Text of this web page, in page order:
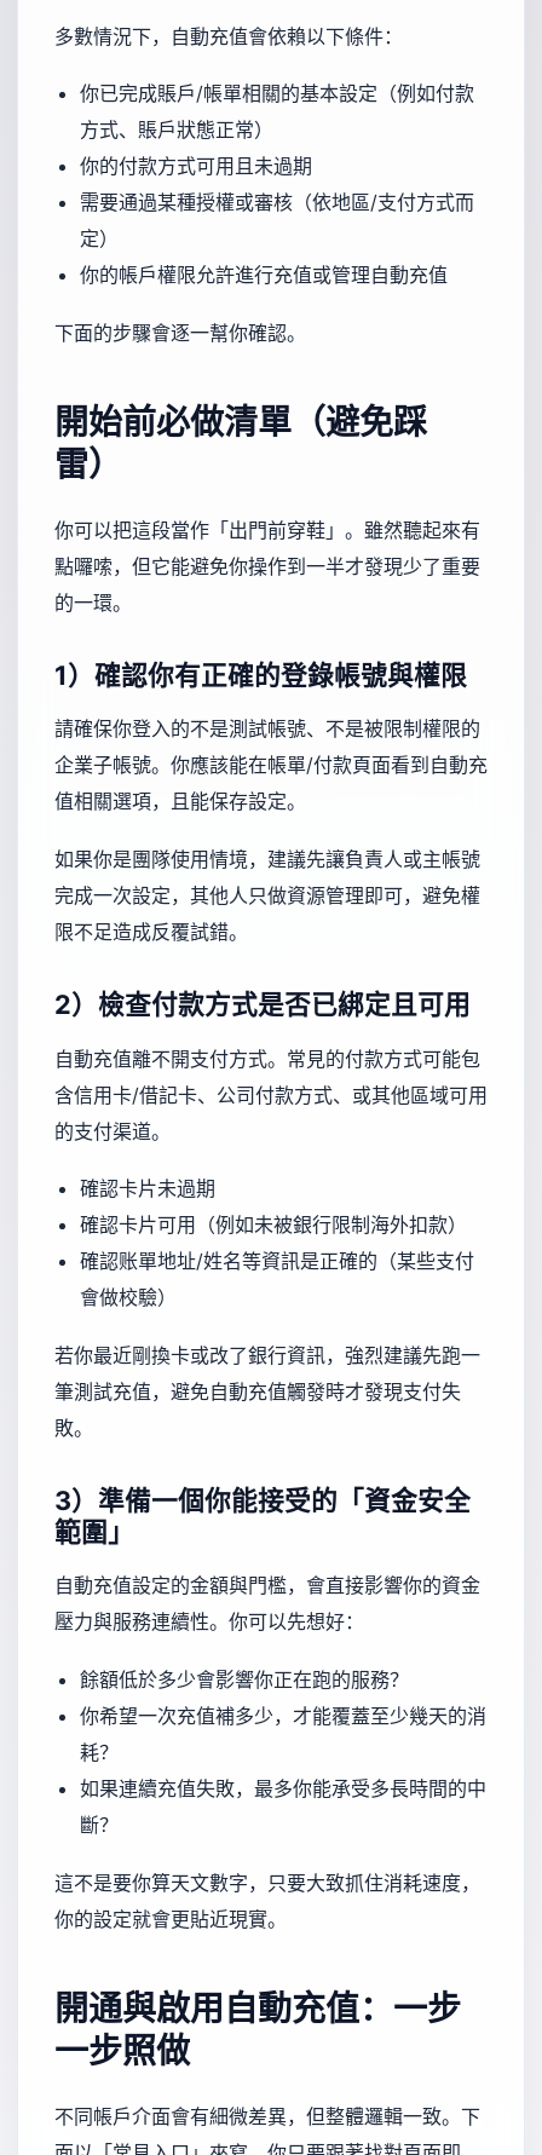
多數情況下，自動充值會依賴以下條件：
你已完成賬戶/帳單相關的基本設定（例如付款
方式、賬戶狀態正常）
你的付款方式可用且未過期
需要通過某種授權或審核（依地區/支付方式而
定）
你的帳戶權限允許進行充值或管理自動充值
下面的步驟會逐一幫你確認。
開始前必做清單（避免踩
雷）
你可以把這段當作「出門前穿鞋」。雖然聽起來有
點囉嗦，但它能避免你操作到一半才發現少了重要
的一環。
1）確認你有正確的登錄帳號與權限
請確保你登入的不是測試帳號、不是被限制權限的
企業子帳號。你應該能在帳單/付款頁面看到自動充
值相關選項，且能保存設定。
如果你是團隊使用情境，建議先讓負責人或主帳號
完成一次設定，其他人只做資源管理即可，避免權
限不足造成反覆試錯。
2）檢查付款方式是否已綁定且可用
自動充值離不開支付方式。常見的付款方式可能包
含信用卡/借記卡、公司付款方式、或其他區域可用
的支付渠道。
確認卡片未過期
確認卡片可用（例如未被銀行限制海外扣款）
確認账單地址/姓名等資訊是正確的（某些支付
會做校驗）
若你最近剛換卡或改了銀行資訊，強烈建議先跑一
筆測試充值，避免自動充值觸發時才發現支付失
敗。
3）準備一個你能接受的「資金安全
範圍」
自動充值設定的金額與門檻，會直接影響你的資金
壓力與服務連續性。你可以先想好：
餘額低於多少會影響你正在跑的服務？
你希望一次充值補多少，才能覆蓋至少幾天的消
耗？
如果連續充值失敗，最多你能承受多長時間的中
斷？
這不是要你算天文數字，只要大致抓住消耗速度，
你的設定就會更貼近現實。
開通與啟用自動充值：一步
一步照做
不同帳戶介面會有細微差異，但整體邏輯一致。下